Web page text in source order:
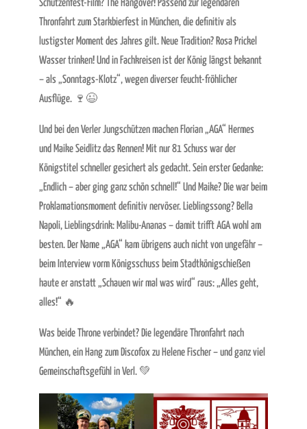
Schützenfest-Film? The Hangover! Passend zur legendären
Thronfahrt zum Starkbierfest in München, die definitiv als
lustigster Moment des Jahres gilt. Neue Tradition? Rosa Prickel
Wasser trinken! Und in Fachkreisen ist der König längst bekannt
– als „Sonntags-Klotz“, wegen diverser feucht-fröhlicher
Ausflüge. 🍷😉
Und bei den Verler Jungschützen machen Florian „AGA“ Hermes
und Maike Seidlitz das Rennen! Mit nur 81 Schuss war der
Königstitel schneller gesichert als gedacht. Sein erster Gedanke:
„Endlich – aber ging ganz schön schnell!“ Und Maike? Die war beim
Proklamationsmoment definitiv nervöser. Lieblingssong? Bella
Napoli, Lieblingsdrink: Malibu-Ananas – damit trifft AGA wohl am
besten. Der Name „AGA“ kam übrigens auch nicht von ungefähr –
beim Interview vorm Königsschuss beim Stadtkönigschießen
haute er anstatt „Schauen wir mal was wird“ raus: „Alles geht,
alles!“ 🔥
Was beide Throne verbindet? Die legendäre Thronfahrt nach
München, ein Hang zum Discofox zu Helene Fischer – und ganz viel
Gemeinschaftsgefühl in Verl. 💚